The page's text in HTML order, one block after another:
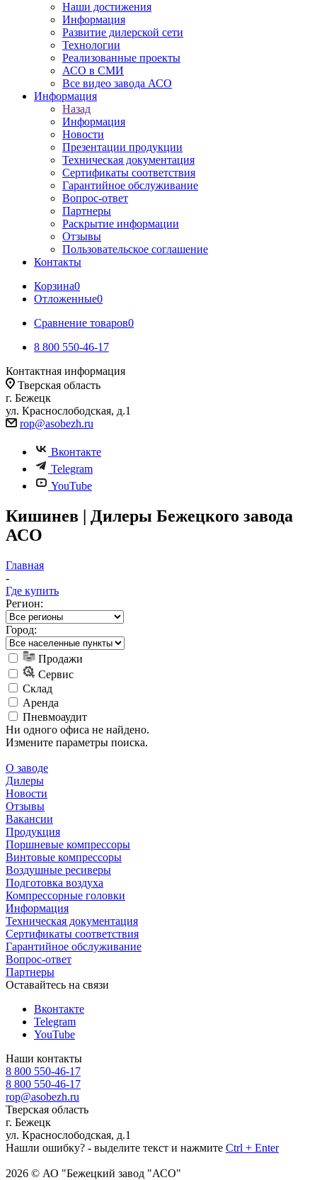
Наши достижения
Информация
Развитие дилерской сети
Технологии
Реализованные проекты
АСО в СМИ
Все видео завода АСО
Информация
Назад
Информация
Новости
Презентации продукции
Техническая документация
Сертификаты соответствия
Гарантийное обслуживание
Вопрос-ответ
Партнеры
Раскрытие информации
Отзывы
Пользовательское соглашение
Контакты
Корзина0
Отложенные0
Сравнение товаров0
8 800 550-46-17
Контактная информация
Тверская область
г. Бежецк
ул. Краснослободская, д.1
rop@asobezh.ru
Вконтакте
Telegram
YouTube
Кишинев | Дилеры Бежецкого завода
АСО
Главная
-
Где купить
Регион:
Город:
Продажи
Сервис
Склад
Аренда
Пневмоаудит
Ни одного офиса не найдено.
Измените параметры поиска.
О заводе
Дилеры
Новости
Отзывы
Вакансии
Продукция
Поршневые компрессоры
Винтовые компрессоры
Воздушные ресиверы
Подготовка воздуха
Компрессорные головки
Информация
Техническая документация
Сертификаты соответствия
Гарантийное обслуживание
Вопрос-ответ
Партнеры
Оставайтесь на связи
Вконтакте
Telegram
YouTube
Наши контакты
8 800 550-46-17
8 800 550-46-17
rop@asobezh.ru
Тверская область
г. Бежецк
ул. Краснослободская, д.1
Нашли ошибку? - выделите текст и нажмите Ctrl + Enter
2026 © АО "Бежецкий завод "АСО"